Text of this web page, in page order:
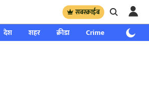
सबस्क्राईब
देश शहर क्रीडा Crime साप्ताहिक